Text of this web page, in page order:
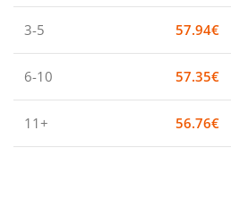
3-5 57.94€
6-10 57.35€
11+ 56.76€